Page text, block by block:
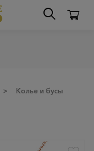
>
Колье и бусы